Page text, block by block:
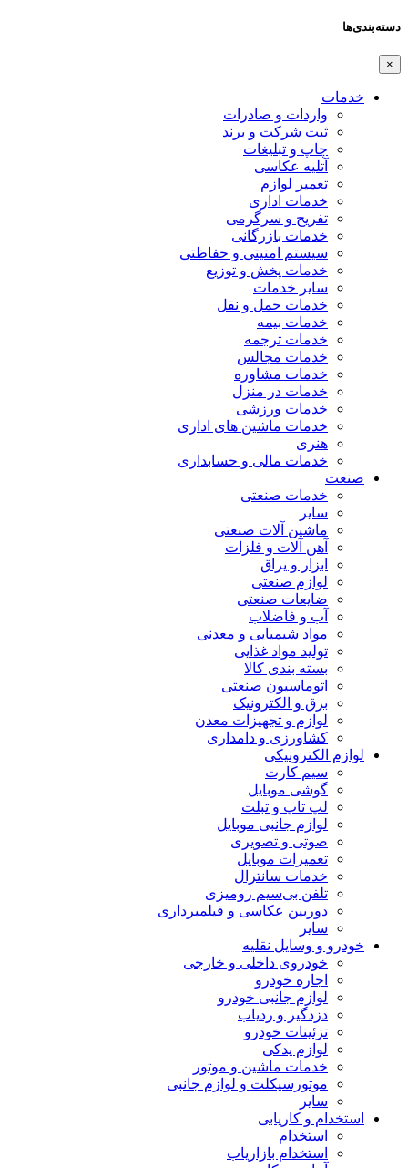
دسته‌بندی‌ها
×
خدمات
واردات و صادرات
ثبت شرکت و برند
چاپ و تبلیغات
آتلیه عکاسی
تعمیر لوازم
خدمات اداری
تفریح و سرگرمی
خدمات بازرگانی
سیستم امنیتی و حفاظتی
خدمات پخش و توزیع
سایر خدمات
خدمات حمل و نقل
خدمات بیمه
خدمات ترجمه
خدمات مجالس
خدمات مشاوره
خدمات در منزل
خدمات ورزشی
خدمات ماشین های اداری
هنری
خدمات مالی و حسابداری
صنعت
خدمات صنعتی
سایر
ماشین آلات صنعتی
آهن آلات و فلزات
ابزار و یراق
لوازم صنعتی
ضایعات صنعتی
آب و فاضلاب
مواد شیمیایی و معدنی
تولید مواد غذایی
بسته بندی کالا
اتوماسیون صنعتی
برق و الکترونیک
لوازم و تجهیزات معدن
کشاورزی و دامداری
لوازم الکترونیکی
سیم کارت
گوشی موبایل
لپ تاپ و تبلت
لوازم جانبی موبایل
صوتی و تصویری
تعمیرات موبایل
خدمات سانترال
تلفن بی‌سیم رومیزی
دوربین عکاسی و فیلمبرداری
سایر
خودرو و وسایل نقلیه
خودروی داخلی و خارجی
اجاره خودرو
لوازم جانبی خودرو
دزدگیر و ردیاب
تزئینات خودرو
لوازم یدکی
خدمات ماشین و موتور
موتورسیکلت و لوازم جانبی
سایر
استخدام و کاریابی
استخدام
استخدام بازاریاب